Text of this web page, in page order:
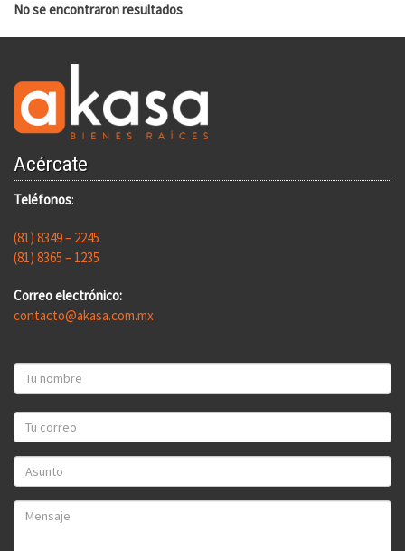
No se encontraron resultados
Acércate
Teléfonos:
(81) 8349 – 2245
(81) 8365 – 1235
Correo electrónico:
contacto@akasa.com.mx